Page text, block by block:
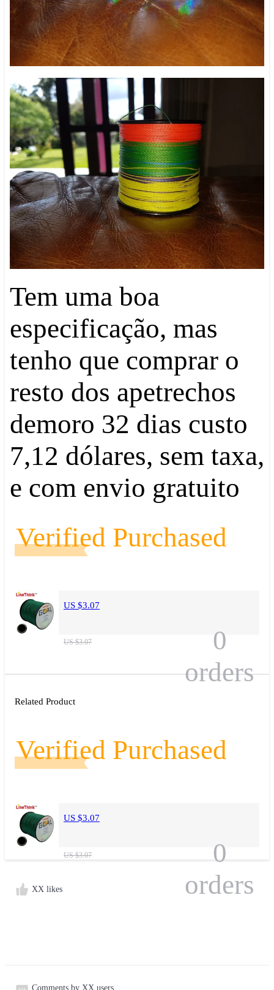
Tem uma boa
especificação, mas
tenho que comprar o
resto dos apetrechos
demoro 32 dias custo
7,12 dólares, sem taxa,
e com envio gratuito
Verified Purchased
US $3.07
US $3.07
0
orders
Related Product
Verified Purchased
US $3.07
US $3.07
0
orders
XX likes
Comments by XX users